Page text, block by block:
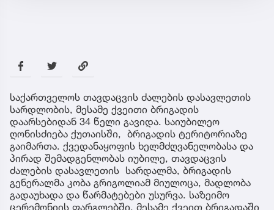
საქართველოს თავდაცვის ძალების დასავლეთის
სარდლობის, მესამე ქვეითი ბრიგადის
დაარსებიდან 34 წელი გავიდა. საიუბილეო
ღონისძიება ქუთაისში, ბრიგადის ტერიტორიაზე
გაიმართა. ქვედანაყოფის ხელმძღვანელობასა და
პირად შემადგენლობას იუბილე, თავდაცვის
ძალების დასავლეთის სარდალმა, ბრიგადის
გენერალმა კობა გრიგოლიამ მიულოცა, მადლობა
გადაუხადა და წარმატებები უსურვა. საზეიმო
ცერემონიის ფარგლებში, მესამე ქვეით ბრიგადაში